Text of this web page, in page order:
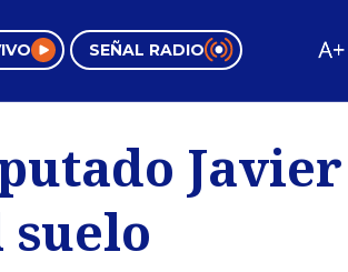
SEÑAL RADIO
Tendencias
Videos
Javier
suelo